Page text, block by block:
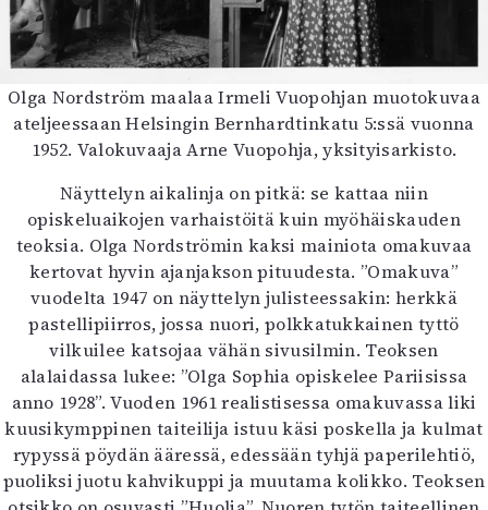
Olga Nordström maalaa Irmeli Vuopohjan muotokuvaa
ateljeessaan Helsingin Bernhardtinkatu 5:ssä vuonna
1952. Valokuvaaja Arne Vuopohja, yksityisarkisto.
Näyttelyn aikalinja on pitkä: se kattaa niin
opiskeluaikojen varhaistöitä kuin myöhäiskauden
teoksia. Olga Nordströmin kaksi mainiota omakuvaa
kertovat hyvin ajanjakson pituudesta. ”Omakuva”
vuodelta 1947 on näyttelyn julisteessakin: herkkä
pastellipiirros, jossa nuori, polkkatukkainen tyttö
vilkuilee katsojaa vähän sivusilmin. Teoksen
alalaidassa lukee: ”Olga Sophia opiskelee Pariisissa
anno 1928”. Vuoden 1961 realistisessa omakuvassa liki
kuusikymppinen taiteilija istuu käsi poskella ja kulmat
rypyssä pöydän ääressä, edessään tyhjä paperilehtiö,
puoliksi juotu kahvikuppi ja muutama kolikko. Teoksen